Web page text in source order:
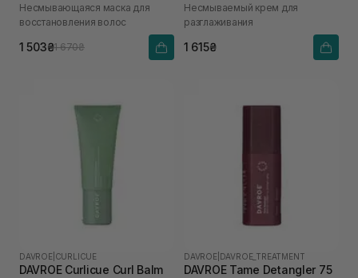
Несмывающаяся маска для
восстановления волос
1 503₴1 670₴
Несмываемый крем для
разглаживания
1 615₴
DAVROE CURLICUE
DAVROE Curlicue Curl Balm
DAVROE DAVROE_TREATMENT
DAVROE Tame Detangler 75